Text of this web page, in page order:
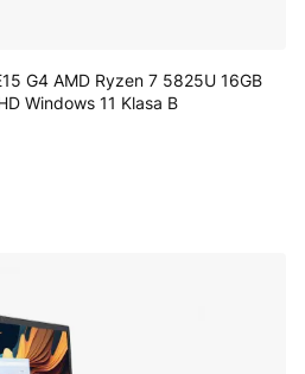
G4 AMD Ryzen 7 5825U 16GB
Windows 11 Klasa B